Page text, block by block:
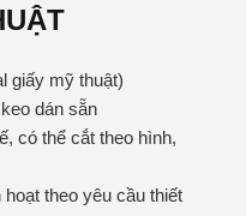
giấy mỹ thuật)
dán sẵn
có thể cắt theo hình,
theo yêu cầu thiết